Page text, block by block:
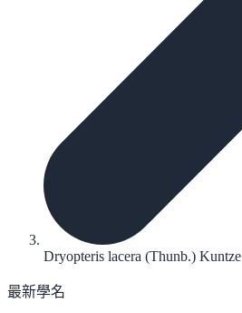
Dryopteris lacera (Thunb.) Kuntze
最新學名